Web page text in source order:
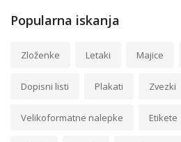
Popularna iskanja
Zloženke Letaki Majice
Dopisni listi Plakati Zvezki
Velikoformatne nalepke Etikete